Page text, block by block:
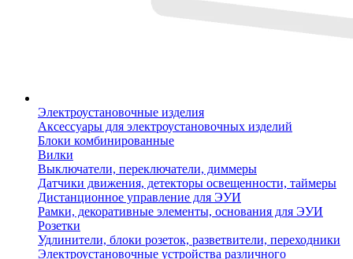
Электроустановочные изделия
Аксессуары для электроустановочных изделий
Блоки комбинированные
Вилки
Выключатели, переключатели, диммеры
Датчики движения, детекторы освещенности, таймеры
Дистанционное управление для ЭУИ
Рамки, декоративные элементы, основания для ЭУИ
Розетки
Удлинители, блоки розеток, разветвители, переходники
Электроустановочные устройства различного